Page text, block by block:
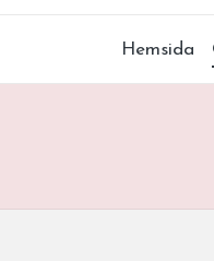
Hemsida